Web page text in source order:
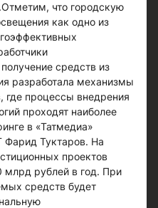
что городскую
как одно из
средств из
разработала механизмы
где процессы внедрения
проходят наиболее
в «Татмедиа»
Фарид Туктаров. На
проектов
рублей в год. При
средств будет